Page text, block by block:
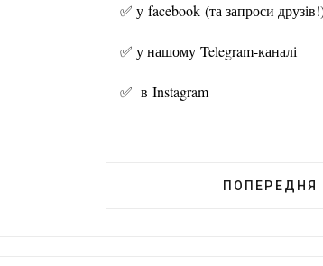
✅ у facebook (та запроси
✅ у нашому Telegram-каналі
✅ в Instagram
ПОПЕРЕДНЯ